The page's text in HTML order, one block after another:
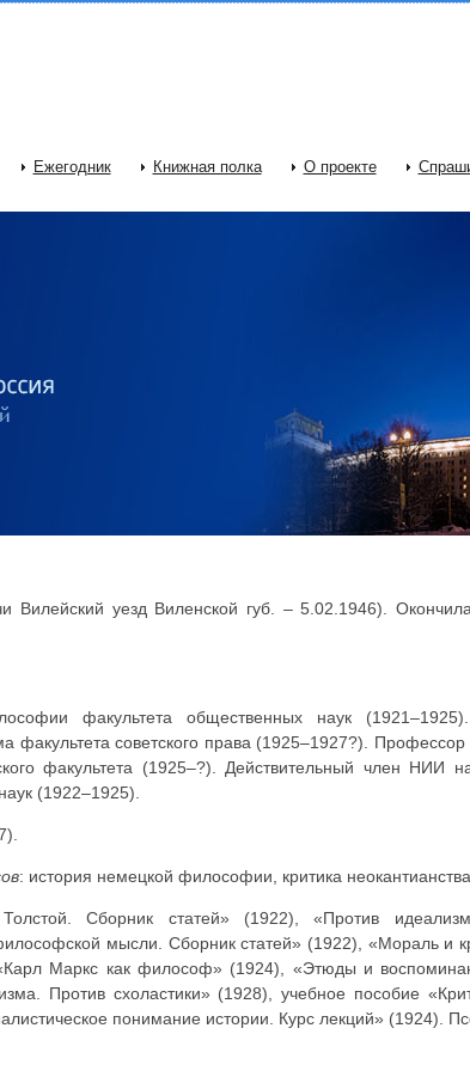
Ежегодник Книжная полка О проекте
Вилейский уезд Виленской губ. – 5.02.1946).
факультета общественных наук
факультета советского права (1925–1927?).
факультета (1925–?). Действительный член НИИ
(1922–1925).
: история немецкой философии, критика
Сборник статей» (1922), «Против
мысли. Сборник статей» (1922), «Мораль и
Маркс как философ» (1924), «Этюды и
Против схоластики» (1928), учебное пособие
понимание истории. Курс лекций» (1924).